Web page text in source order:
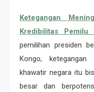
Ketegangan
Kredibilitas Pemilu
pemilihan presiden
Kongo,
khawatir negara itu
besar dan